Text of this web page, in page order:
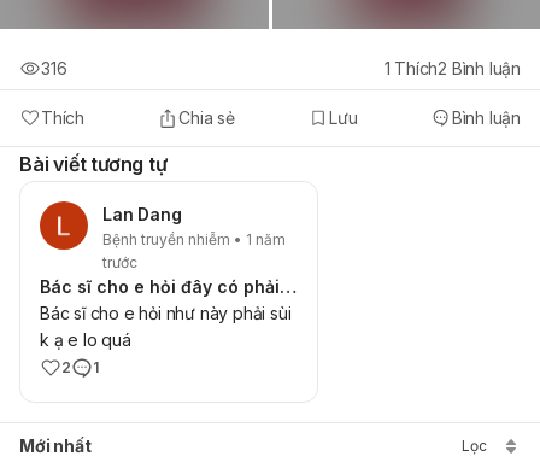
Thích Chia sẻ Lưu Bình luận
316 1 Thích2 Bình luận
Bài viết tương tự
Lan Dang
Bệnh truyền nhiễm • 1 năm
trước
Bác sĩ cho e hỏi đây có phải sùi kh ạ chứ e lo quá
Bác sĩ cho e hỏi như này phải sùi
k ạ e lo quá
2 1
Mới nhất Lọc